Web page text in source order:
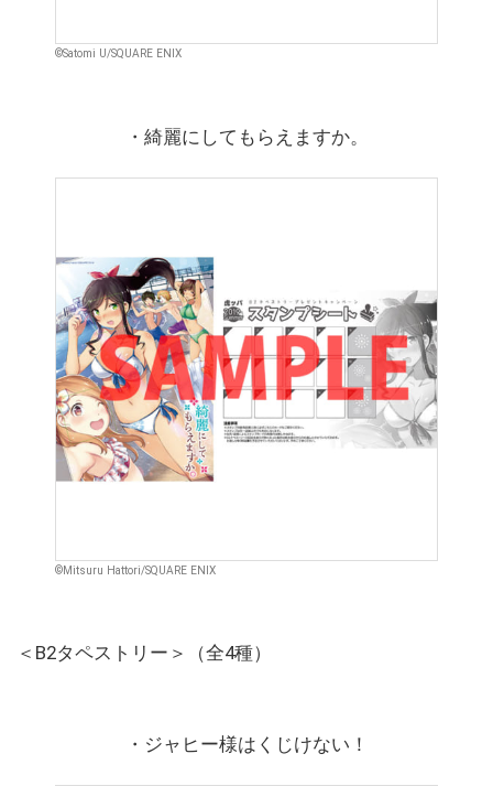
©Satomi U/SQUARE ENIX
・綺麗にしてもらえますか。
©Mitsuru Hattori/SQUARE ENIX
＜B2タペストリー＞（全4種）
・ジャヒー様はくじけない！